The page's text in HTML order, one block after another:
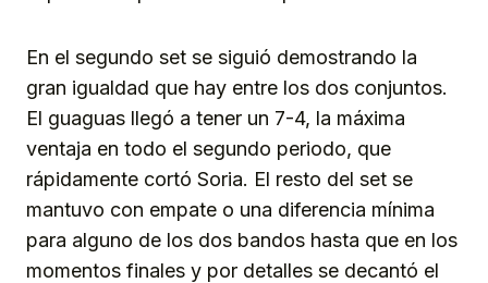
En el segundo set se siguió demostrando la
gran igualdad que hay entre los dos conjuntos.
El guaguas llegó a tener un 7-4, la máxima
ventaja en todo el segundo periodo, que
rápidamente cortó Soria. El resto del set se
mantuvo con empate o una diferencia mínima
para alguno de los dos bandos hasta que en los
momentos finales y por detalles se decantó el